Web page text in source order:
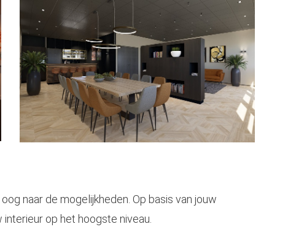
naar de mogelijkheden. Op basis van jouw
op het hoogste niveau.